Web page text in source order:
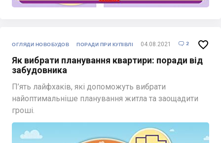
ОГЛЯДИ НОВОБУДОВ ПОРАДИ ПРИ КУПІВЛІ 04.08.2021  2
Як вибрати планування квартири: поради від
забудовника
П’ять лайфхаків, які допоможуть вибрати
найоптимальніше планування житла та заощадити
гроші.
